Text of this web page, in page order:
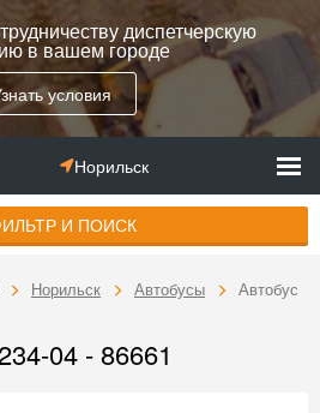
диспетчерскую
в вашем городе
условия
Норильск
И ПОИСК
Норильск Автобусы
Автобус
04 - 86661